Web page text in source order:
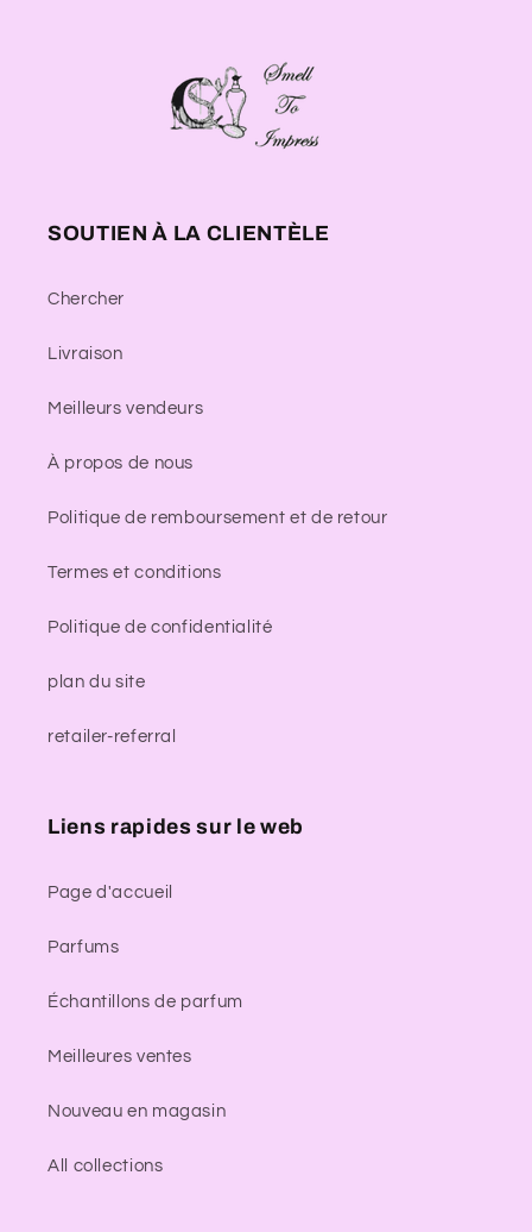
SOUTIEN À LA CLIENTÈLE
Chercher
Livraison
Meilleurs vendeurs
À propos de nous
Politique de remboursement et de retour
Termes et conditions
Politique de confidentialité
plan du site
retailer-referral
Liens rapides sur le web
Page d'accueil
Parfums
Échantillons de parfum
Meilleures ventes
Nouveau en magasin
All collections